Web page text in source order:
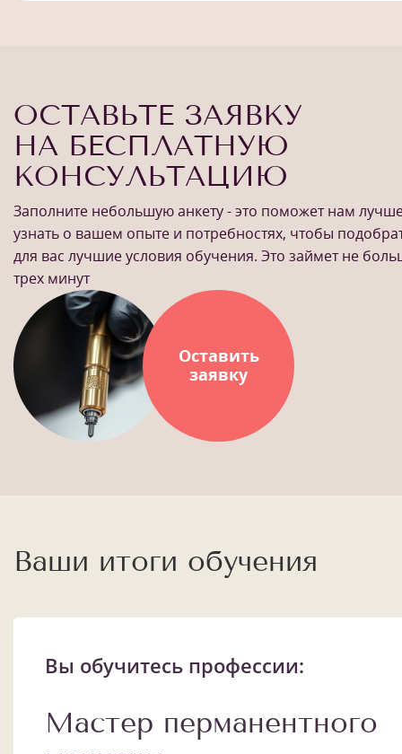
ОСТАВЬТЕ ЗАЯВКУ
НА БЕСПЛАТНУЮ
КОНСУЛЬТАЦИЮ
Заполните небольшую анкету - это поможет нам
узнать о вашем опыте и потребностях, чтобы
для вас лучшие условия обучения. Это займет не
трех минут
Оставить
заявку
Ваши итоги обучения
Вы обучитесь профессии:
Мастер перманентного